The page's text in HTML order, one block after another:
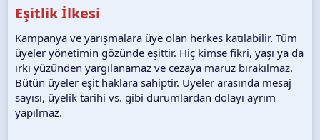
Eşitlik İlkesi
Kampanya ve yarışmalara üye olan herkes katılabilir. Tüm
üyeler yönetimin gözünde eşittir. Hiç kimse fikri, yaşı ya da
ırkı yüzünden yargılanamaz ve cezaya maruz bırakılmaz.
Bütün üyeler eşit haklara sahiptir. Üyeler arasında mesaj
sayısı, üyelik tarihi vs. gibi durumlardan dolayı ayrım
yapılmaz.